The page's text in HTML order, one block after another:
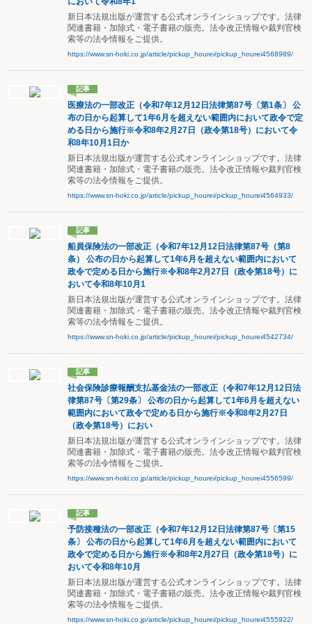
新日本法規出版が運営する公式オンラインショップです。法律
関連書籍・加除式・電子書籍の販売。法令改正情報や裁判官検
索等の法令情報をご提供。
https://www.sn-hoki.co.jp/article/pickup_hourei/pickup_hourei4568989/
記事
医療法の一部改正（令和7年12月12日法律第87号〔第1条〕 公
布の日から起算して1年6月を超えない範囲内において政令で定
める日から施行※令和8年2月27日（政令第18号）において令
和8年10月1日か
新日本法規出版が運営する公式オンラインショップです。法律
関連書籍・加除式・電子書籍の販売。法令改正情報や裁判官検
索等の法令情報をご提供。
https://www.sn-hoki.co.jp/article/pickup_hourei/pickup_hourei4564933/
記事
船員保険法の一部改正（令和7年12月12日法律第87号（第8
条） 公布の日から起算して1年6月を超えない範囲内において
政令で定める日から施行※令和8年2月27日（政令第18号）に
おいて令和8年10月1
新日本法規出版が運営する公式オンラインショップです。法律
関連書籍・加除式・電子書籍の販売。法令改正情報や裁判官検
索等の法令情報をご提供。
https://www.sn-hoki.co.jp/article/pickup_hourei/pickup_hourei4542734/
記事
社会保険診療報酬支払基金法の一部改正（令和7年12月12日法
律第87号〔第29条〕 公布の日から起算して1年6月を超えない
範囲内において政令で定める日から施行※令和8年2月27日
（政令第18号）におい
新日本法規出版が運営する公式オンラインショップです。法律
関連書籍・加除式・電子書籍の販売。法令改正情報や裁判官検
索等の法令情報をご提供。
https://www.sn-hoki.co.jp/article/pickup_hourei/pickup_hourei4556599/
記事
予防接種法の一部改正（令和7年12月12日法律第87号〔第15
条〕 公布の日から起算して1年6月を超えない範囲内において
政令で定める日から施行※令和8年2月27日（政令第18号）に
おいて令和8年10月
新日本法規出版が運営する公式オンラインショップです。法律
関連書籍・加除式・電子書籍の販売。法令改正情報や裁判官検
索等の法令情報をご提供。
https://www.sn-hoki.co.jp/article/pickup_hourei/pickup_hourei4555922/